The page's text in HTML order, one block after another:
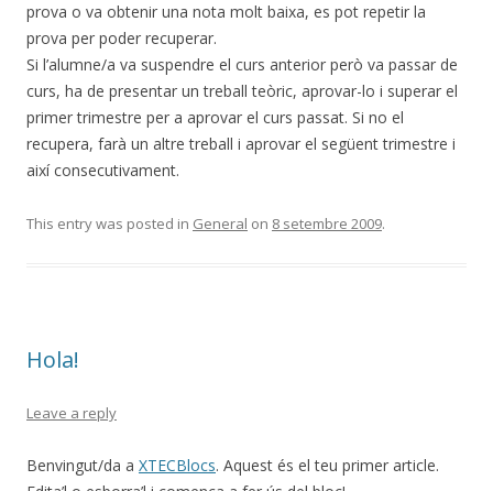
prova o va obtenir una nota molt baixa, es pot repetir la
prova per poder recuperar.
Si l’alumne/a va suspendre el curs anterior però va passar de
curs, ha de presentar un treball teòric, aprovar-lo i superar el
primer trimestre per a aprovar el curs passat. Si no el
recupera, farà un altre treball i aprovar el següent trimestre i
així consecutivament.
This entry was posted in General on 8 setembre 2009.
Hola!
Leave a reply
Benvingut/da a XTECBlocs. Aquest és el teu primer article.